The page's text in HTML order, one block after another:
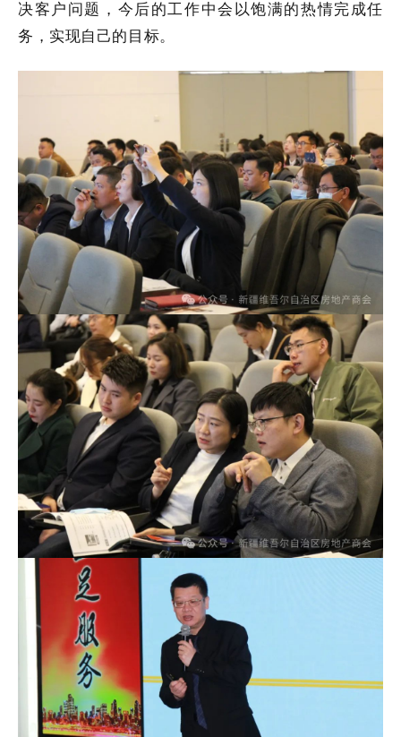
决客户问题，今后的工作中会以饱满的热情完成任
务，实现自己的目标。